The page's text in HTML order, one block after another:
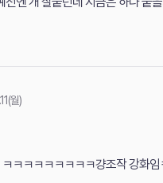
월)
ㅋㅋㅋㅋㅋㅋㅋㅋ걍조작 강화임